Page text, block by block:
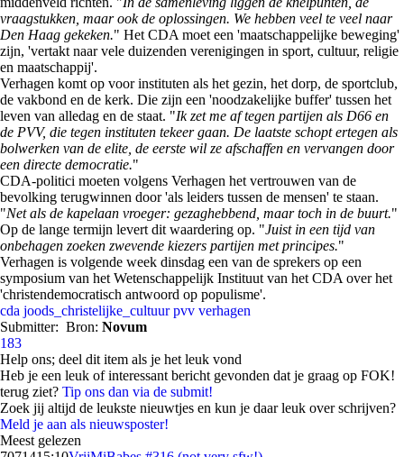
vraagstukken, maar ook de oplossingen. We hebben veel te veel naar
Den Haag gekeken." Het CDA moet een 'maatschappelijke beweging'
zijn, 'vertakt naar vele duizenden verenigingen in sport, cultuur, religie
en maatschappij'.
Verhagen komt op voor instituten als het gezin, het dorp, de sportclub,
de vakbond en de kerk. Die zijn een 'noodzakelijke buffer' tussen het
leven van alledag en de staat. "Ik zet me af tegen partijen als D66 en
de PVV, die tegen instituten tekeer gaan. De laatste schopt ertegen als
bolwerken van de elite, de eerste wil ze afschaffen en vervangen door
een directe democratie."
CDA-politici moeten volgens Verhagen het vertrouwen van de
bevolking terugwinnen door 'als leiders tussen de mensen' te staan.
"Net als de kapelaan vroeger: gezaghebbend, maar toch in de buurt."
Op de lange termijn levert dit waardering op. "Juist in een tijd van
onbehagen zoeken zwevende kiezers partijen met principes."
Verhagen is volgende week dinsdag een van de sprekers op een
symposium van het Wetenschappelijk Instituut van het CDA over het
'christendemocratisch antwoord op populisme'.
cda joods_christelijke_cultuur pvv verhagen
Submitter: Bron: Novum
183
Help ons; deel dit item als je het leuk vond
Heb je een leuk of interessant bericht gevonden dat je graag op FOK!
terug ziet? Tip ons dan via de submit!
Zoek jij altijd de leukste nieuwtjes en kun je daar leuk over schrijven?
Meld je aan als nieuwsposter!
Meest gelezen